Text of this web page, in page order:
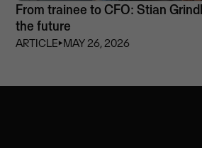
From trainee to CFO: Stian
the future
ARTICLE⏵MAY 26, 2026